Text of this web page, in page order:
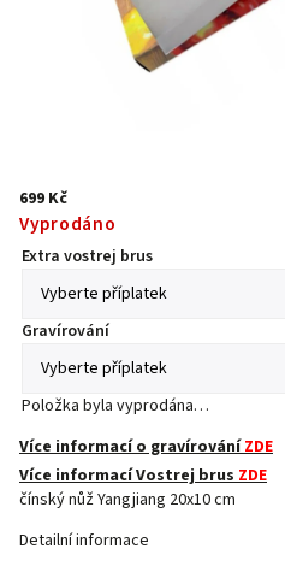
699 Kč
Vyprodáno
Extra vostrej brus
Gravírování
Položka byla vyprodána…
Více informací o gravírováníZDE
Více informací Vostrej brusZDE
čínský nůž Yangjiang 20x10 cm
Detailní informace